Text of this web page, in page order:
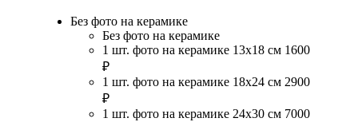
Без фото на керамике
Без фото на керамике
1 шт. фото на керамике 13х18 см 1600
₽
1 шт. фото на керамике 18х24 см 2900
₽
1 шт. фото на керамике 24х30 см 7000